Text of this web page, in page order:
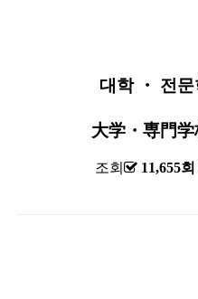
대학 ・ 전
大学・専門
조회 11,655회